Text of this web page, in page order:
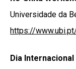
Universidade da
https://
Dia